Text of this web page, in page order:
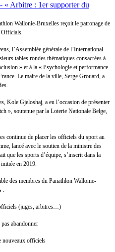
Wallonie-Bruxelles reçoit le patronage de
l’Assemblée générale de l’International
tables rondes thématiques consacrées à
» et à la « Psychologie et performance
Le maire de la ville, Serge Grouard, a
Kole Gjeloshaj, a eu l’occasion de présenter
», soutenue par la Loterie Nationale Belge,
continue de placer les officiels du sport au
lancé avec le soutien de la ministre des
que les sports d’équipe, s’inscrit dans la
en 2019.
des membres du Panathlon Wallonie-
:
(juges, arbitres…)
abandonner
nouveaux officiels